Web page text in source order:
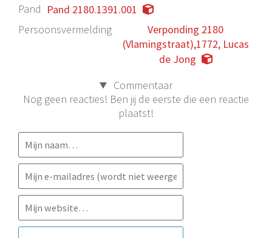
Pand Pand 2180.1391.001
Persoonsvermelding
Verponding 2180
(Vlamingstraat),1772, Lucas
de Jong
Commentaar
Nog geen reacties! Ben jij de eerste die een reactie
plaatst!